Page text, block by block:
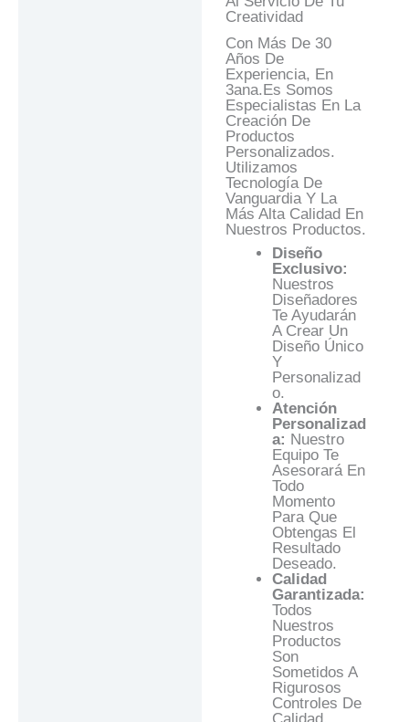
Creatividad
Con Más De 30
Años De
Experiencia, En
3ana.es Somos
Especialistas En La
Creación De
Productos
Personalizados.
Utilizamos
Tecnología De
Vanguardia Y La
Más Alta Calidad En
Nuestros Productos.
Diseño
Exclusivo:
Nuestros
Diseñadores
Te Ayudarán
A Crear Un
Diseño Único
Y
Personalizad
O.
Atención
Personalizad
A: Nuestro
Equipo Te
Asesorará En
Todo
Momento
Para Que
Obtengas El
Resultado
Deseado.
Calidad
Garantizada:
Todos
Nuestros
Productos
Son
Sometidos A
Rigurosos
Controles De